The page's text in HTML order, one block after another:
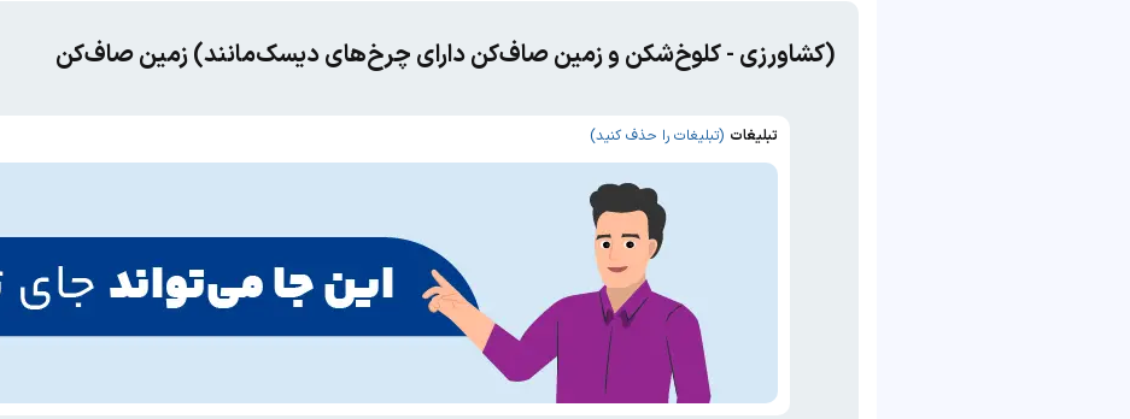
(کشاورزی - کلوخ‌شکن و زمین صاف‌کن دارای چرخ‌های دیسک‌مانند) زمین صاف‌کن
تبلیغات (تبلیغات را حذف کنید)